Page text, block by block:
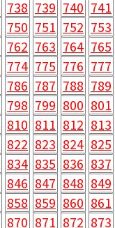
738 739 740 741
750 751 752 753
762 763 764 765
774 775 776 777
786 787 788 789
798 799 800 801
810 811 812 813
822 823 824 825
834 835 836 837
846 847 848 849
858 859 860 861
870 871 872 873